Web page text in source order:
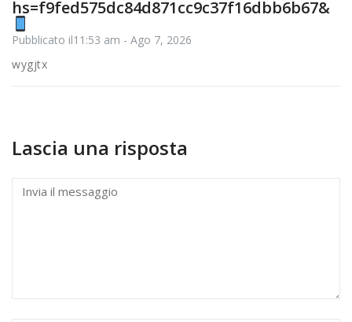
hs=f9fed575dc84d871cc9c37f16dbb6b67&
Pubblicato il11:53 am - Ago 7, 2026
wygjtx
Lascia una risposta